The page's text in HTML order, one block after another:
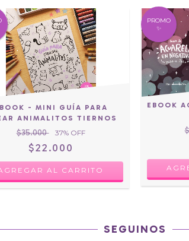
- MINI GUÍA PARA
ANIMALITOS TIERNOS
$35.000 37% OFF
$22.000
PROMO
✨
EBOOK
SEGUINOS